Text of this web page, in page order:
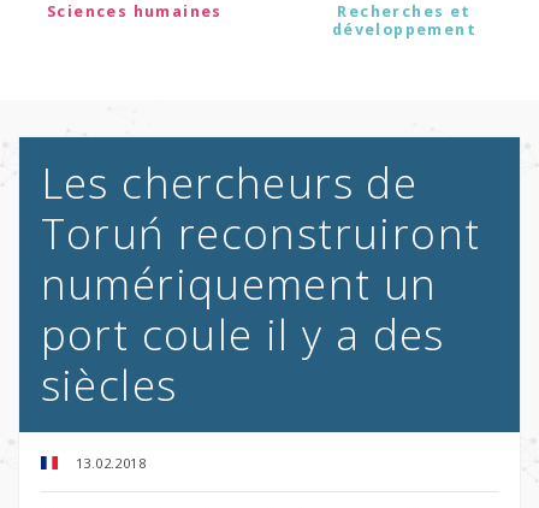
Sciences humaines
Recherches et
développement
Les chercheurs de
Toruń reconstruiront
numériquement un
port coule il y a des
siècles
13.02.2018